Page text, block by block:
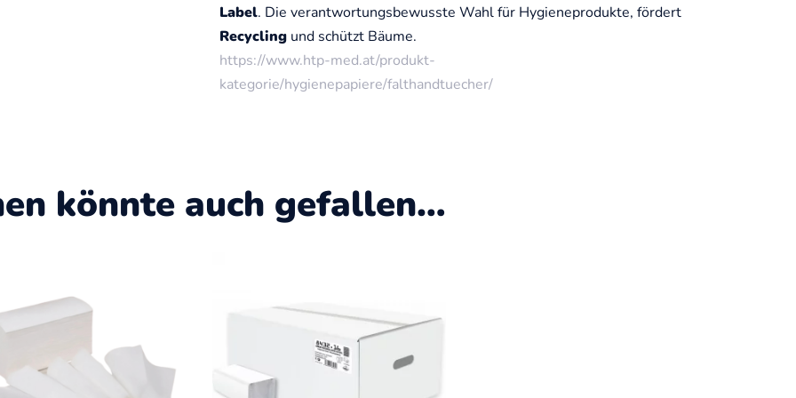
Label. Die verantwortungsbewusste Wahl für Hygieneprodukte, fördert
Recyclingund schützt Bäume.
https://www.htp-med.at/produkt-
kategorie/hygienepapiere/falthandtuecher/
könnte auch gefallen…